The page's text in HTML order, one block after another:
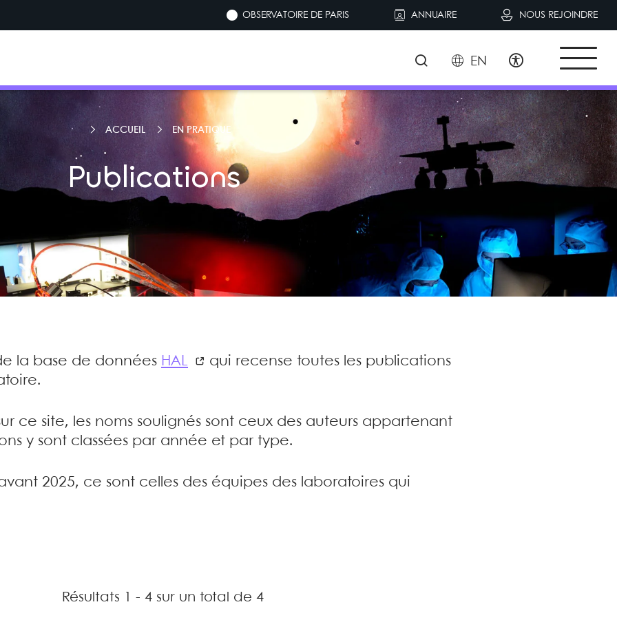
OBSERVATOIRE DE PARIS ANNUAIRE NOUS REJOINDRE
EN
ACCUEIL EN PRATIQUE
Publications
la base de données HAL
qui recense toutes les publications
ce site, les noms soulignés sont ceux des auteurs appartenant
y sont classées par année et par type.
2025, ce sont celles des équipes des laboratoires qui
Résultats 1 - 4 sur un total de 4